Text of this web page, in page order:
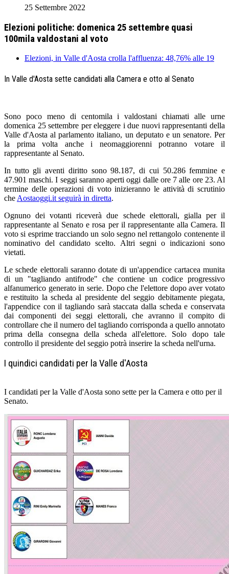
25 Settembre 2022
Elezioni politiche: domenica 25 settembre quasi
100mila valdostani al voto
Elezioni, in Valle d'Aosta crolla l'affluenza: 48,76% alle 19
In Valle d'Aosta sette candidati alla Camera e otto al Senato
Sono poco meno di centomila i valdostani chiamati alle urne
domenica 25 settembre per eleggere i due nuovi rappresentanti della
Valle d'Aosta al parlamento italiano, un deputato e un senatore. Per
la prima volta anche i neomaggiorenni potranno votare il
rappresentante al Senato.
In tutto gli aventi diritto sono 98.187, di cui 50.286 femmine e
47.901 maschi. I seggi saranno aperti oggi dalle ore 7 alle ore 23. Al
termine delle operazioni di voto inizieranno le attività di scrutinio
che Aostaoggi.it seguirà in diretta.
Ognuno dei votanti riceverà due schede elettorali, gialla per il
rappresentante al Senato e rosa per il rappresentante alla Camera. Il
voto si esprime tracciando un solo segno nel rettangolo contenente il
nominativo del candidato scelto. Altri segni o indicazioni sono
vietati.
Le schede elettorali saranno dotate di un'appendice cartacea munita
di un "tagliando antifrode" che contiene un codice progressivo
alfanumerico generato in serie. Dopo che l'elettore dopo aver votato
e restituito la scheda al presidente del seggio debitamente piegata,
l'appendice con il tagliando sarà staccata dalla scheda e conservata
dai componenti dei seggi elettorali, che avranno il compito di
controllare che il numero del tagliando corrisponda a quello annotato
prima della consegna della scheda all'elettore. Solo dopo tale
controllo il presidente del seggio potrà inserire la scheda nell'urna.
I quindici candidati per la Valle d'Aosta
I candidati per la Valle d'Aosta sono sette per la Camera e otto per il
Senato.